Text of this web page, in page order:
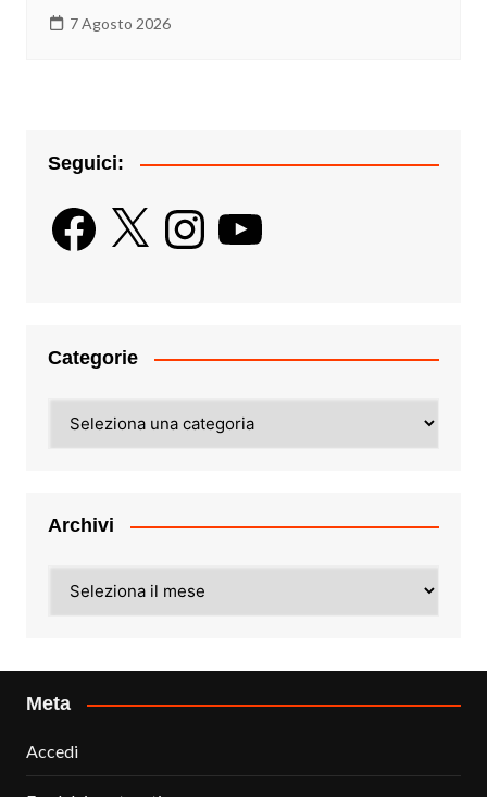
7 Agosto 2026
Seguici:
Facebook
X InstagramYouTube
Categorie
Archivi
Meta
Accedi